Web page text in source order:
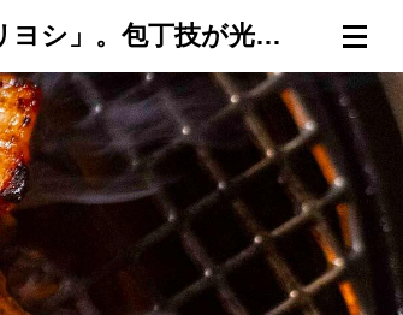
倶楽部入会 （無料） ログイン 【国分寺・2025年10月開店】フグ免許持ちの料理人が放つ"本気の焼肉"「バリヨシ」。包丁技が光る和牛が旨い！